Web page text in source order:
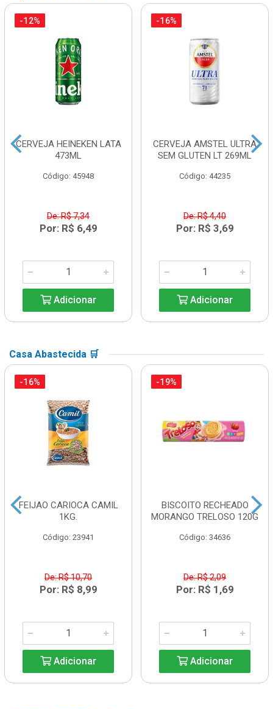
-12%
CERVEJA HEINEKEN LATA
473ML
Código: 45948
De: R$ 7,34
Por: R$ 6,49
Adicionar
-16%
CERVEJA AMSTEL ULTRA
SEM GLUTEN LT 269ML
Código: 44235
De: R$ 4,40
Por: R$ 3,69
Adicionar
Casa Abastecida 🛒
-16%
FEIJAO CARIOCA CAMIL
1KG.
Código: 23941
De: R$ 10,70
Por: R$ 8,99
Adicionar
-19%
BISCOITO RECHEADO
MORANGO TRELOSO 120G
Código: 34636
De: R$ 2,09
Por: R$ 1,69
Adicionar